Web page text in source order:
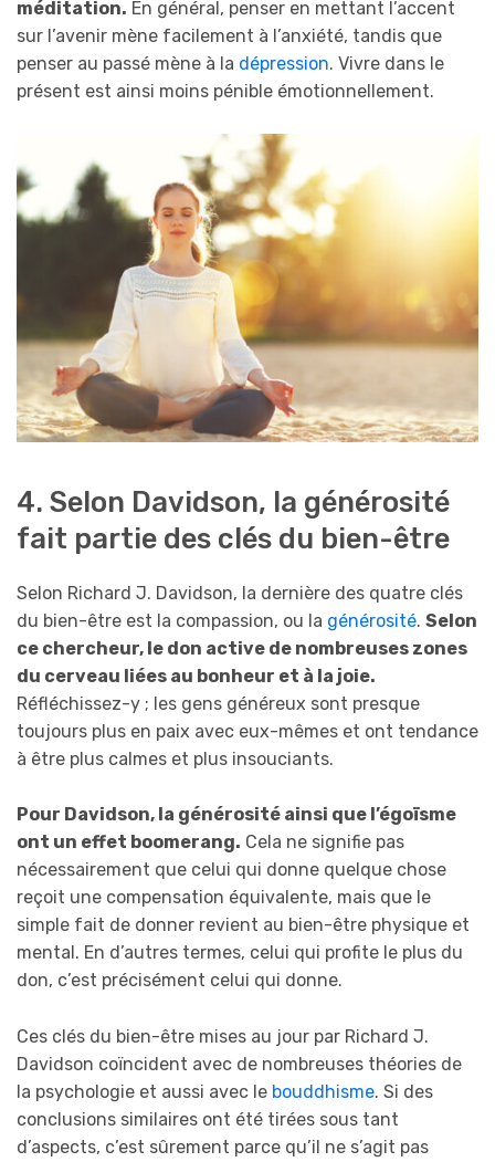
méditation. En général, penser en mettant l’accent
sur l’avenir mène facilement à l’anxiété, tandis que
penser au passé mène à la dépression. Vivre dans le
présent est ainsi moins pénible émotionnellement.
4. Selon Davidson, la générosité
fait partie des clés du bien-être
Selon Richard J. Davidson, la dernière des quatre clés
du bien-être est la compassion, ou la générosité. Selon
ce chercheur, le don active de nombreuses zones
du cerveau liées au bonheur et à la joie.
Réfléchissez-y ; les gens généreux sont presque
toujours plus en paix avec eux-mêmes et ont tendance
à être plus calmes et plus insouciants.
Pour Davidson, la générosité ainsi que l’égoïsme
ont un effet boomerang. Cela ne signifie pas
nécessairement que celui qui donne quelque chose
reçoit une compensation équivalente, mais que le
simple fait de donner revient au bien-être physique et
mental. En d’autres termes, celui qui profite le plus du
don, c’est précisément celui qui donne.
Ces clés du bien-être mises au jour par Richard J.
Davidson coïncident avec de nombreuses théories de
la psychologie et aussi avec le bouddhisme. Si des
conclusions similaires ont été tirées sous tant
d’aspects, c’est sûrement parce qu’il ne s’agit pas